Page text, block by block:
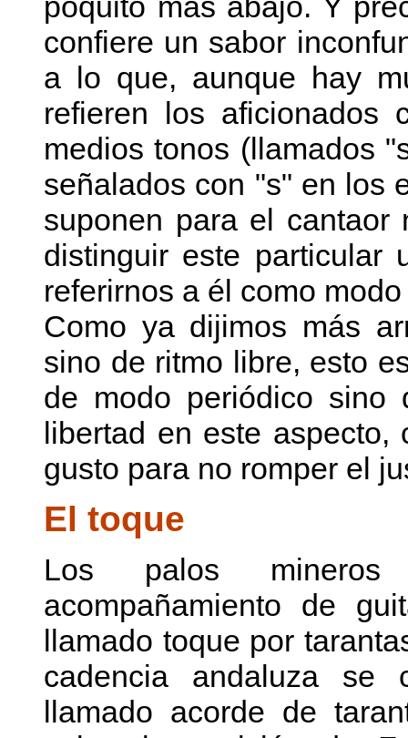
confiere un sabor
a lo que, aunque hay
refieren los aficionados
medios tonos (llamados
señalados con "s" en los
suponen para el cantaor
distinguir este particular
referirnos a él como
Como ya dijimos más
sino de ritmo libre, esto
de modo periódico sino
libertad en este
gusto para no romper el
El toque
Los palos mineros
acompañamiento de
llamado toque por
cadencia andaluza se
llamado acorde de